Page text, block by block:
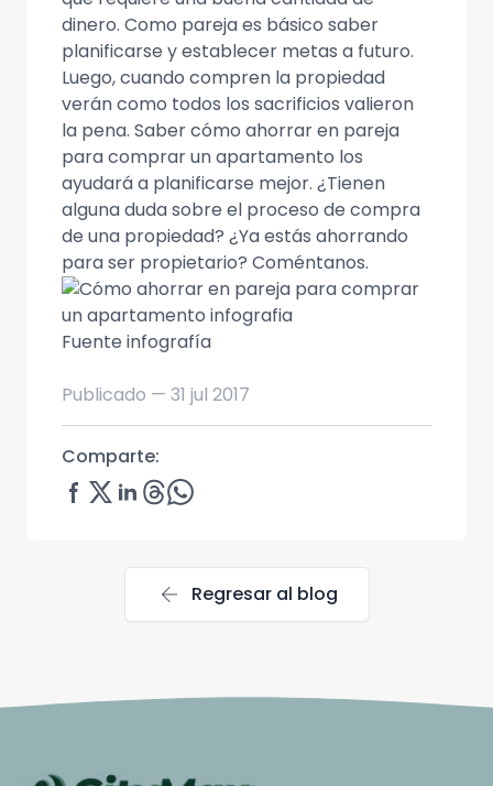
dinero. Como pareja es básico saber
planificarse y establecer metas a futuro.
Luego, cuando compren la propiedad
verán como todos los sacrificios valieron
la pena. Saber cómo ahorrar en pareja
para comprar un apartamento los
ayudará a planificarse mejor. ¿Tienen
alguna duda sobre el proceso de compra
de una propiedad? ¿Ya estás ahorrando
para ser propietario? Coméntanos.
Fuente infografía
Publicado — 31 jul 2017
Comparte:
arrow_back Regresar al blog